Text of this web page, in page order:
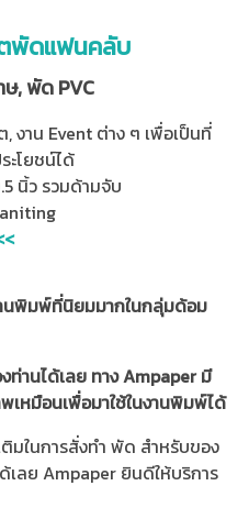
พัดแฟนคลับ
, พัด PVC
, งาน Event ต่าง ๆ เพื่อเป็นที่
ะโยชน์ได้
นิ้ว รวมด้ามจับ
นพิมพ์ที่นิยมมากในกลุ่มด้อม
านได้เลย ทาง Ampaper มี
เหมือนเพื่อมาใช้ในงานพิมพ์ได้
มในการสั่งทำ พัด สำหรับของ
เลย Ampaper ยินดีให้บริการ